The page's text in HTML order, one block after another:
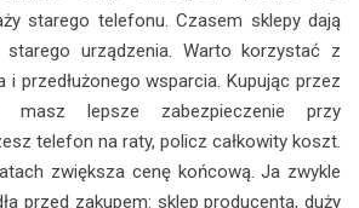
starego telefonu. Czasem sklepy dają
starego urządzenia. Warto korzystać z
i przedłużonego wsparcia. Kupując przez
masz lepsze zabezpieczenie przy
telefon na raty, policz całkowity koszt.
zwiększa cenę końcową. Ja zwykle
przed zakupem: sklep producenta, duży